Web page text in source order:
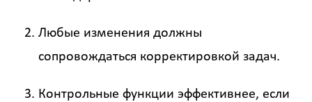
Любые изменения должны
сопровождаться корректировкой задач.
Контрольные функции эффективнее, если